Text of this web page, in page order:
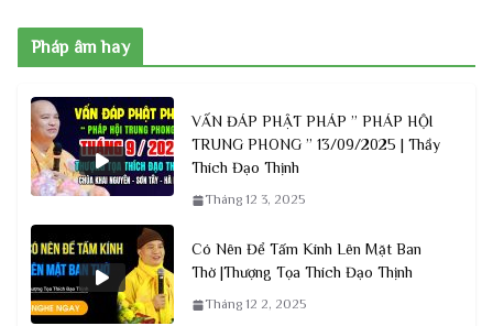
Pháp âm hay
VẤN ĐÁP PHẬT PHÁP ” PHÁP HỘI
TRUNG PHONG ” 13/09/2025 | Thầy
Thích Đạo Thịnh
Tháng 12 3, 2025
Có Nên Để Tấm Kính Lên Mặt Ban
Thờ |Thượng Tọa Thích Đạo Thịnh
Tháng 12 2, 2025